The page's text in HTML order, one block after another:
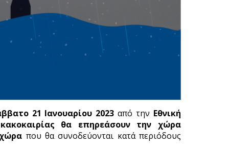
21 Ιανουαρίου 2023από την Εθνική
θα επηρεάσουν την χώρα
που θα συνοδεύονται κατά περιόδους